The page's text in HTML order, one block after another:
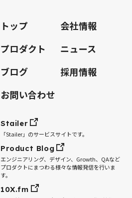
トップ
会社情報
プロダクト
ニュース
ブログ
採用情報
お問い合わせ
Stailer
「Stailer」のサービスサイトです。
Product Blog
エンジニアリング、デザイン、Growth、QAなど
プロダクトにまつわる様々な情報発信を行いま
す。
10X.fm